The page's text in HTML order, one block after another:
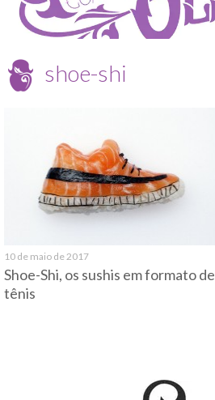
shoe-shi
10 de maio de 2017
Shoe-Shi, os sushis em formato de
tênis